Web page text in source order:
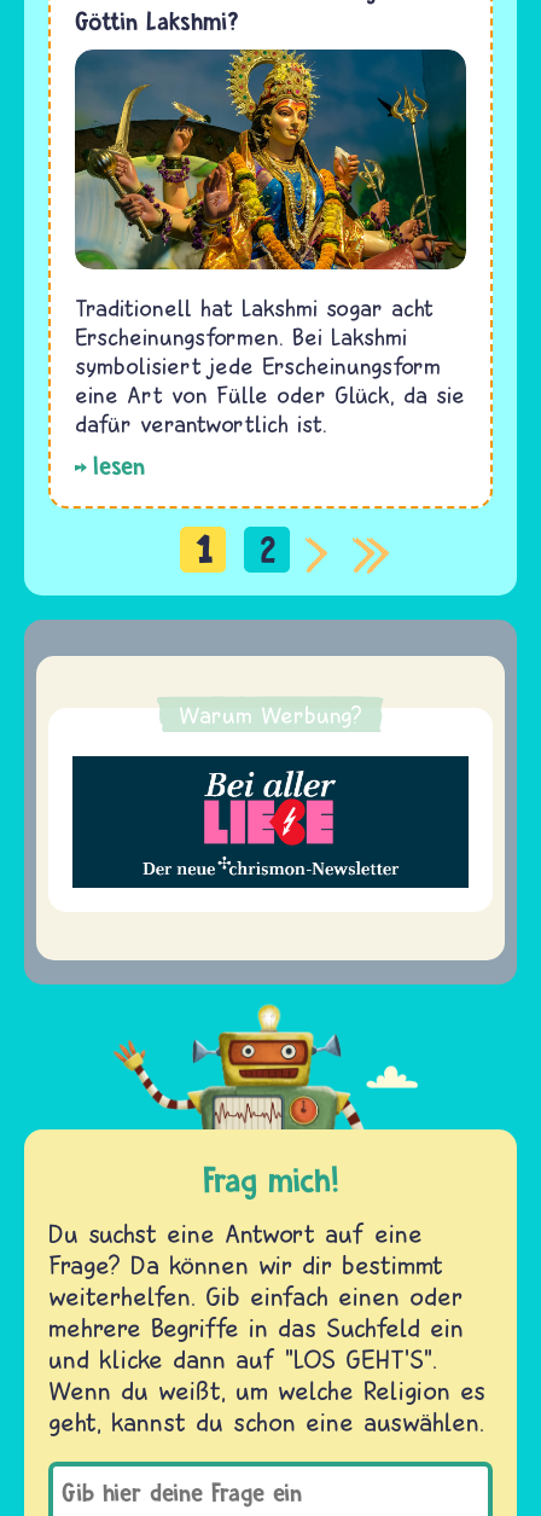
Göttin Lakshmi?
Traditionell hat Lakshmi sogar acht
Erscheinungsformen. Bei Lakshmi
symbolisiert jede Erscheinungsform
eine Art von Fülle oder Glück, da sie
dafür verantwortlich ist.
lesen
Seitennummerierung
1 2
Warum Werbung?
Frag mich!
Du suchst eine Antwort auf eine
Frage? Da können wir dir bestimmt
weiterhelfen. Gib einfach einen oder
mehrere Begriffe in das Suchfeld ein
und klicke dann auf "LOS GEHT'S".
Wenn du weißt, um welche Religion es
geht, kannst du schon eine auswählen.